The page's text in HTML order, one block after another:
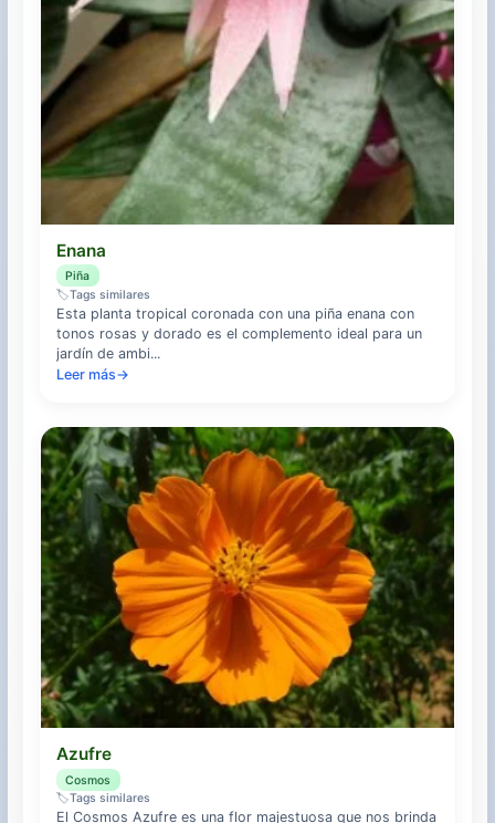
Enana
Piña
🏷️Tags similares
Esta planta tropical coronada con una piña enana con
tonos rosas y dorado es el complemento ideal para un
jardín de ambi...
Leer más→
Azufre
Cosmos
🏷️Tags similares
El Cosmos Azufre es una flor majestuosa que nos brinda